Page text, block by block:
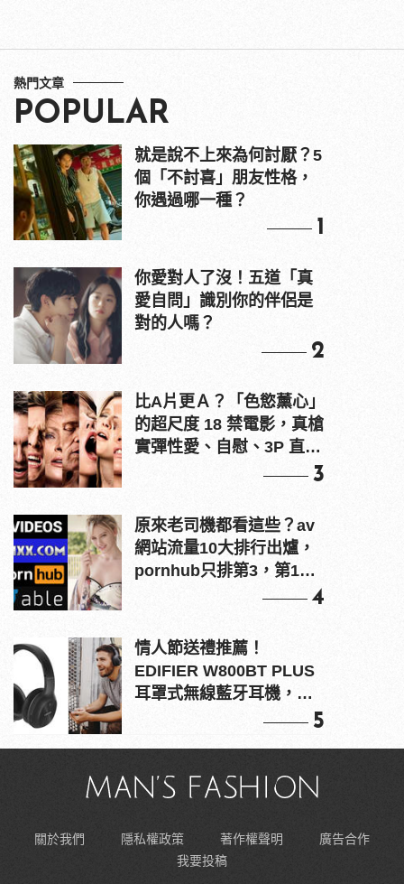
熱門文章
POPULAR
就是說不上來為何討厭？5
個「不討喜」朋友性格，
你遇過哪一種？
1
你愛對人了沒！五道「真
愛自問」識別你的伴侶是
對的人嗎？
2
比A片更Ａ？「色慾薰心」
的超尺度 18 禁電影，真槍
實彈性愛、自慰、3P 直接
3
原來老司機都看這些？av
網站流量10大排行出爐，
pornhub只排第3，第1名
4
情人節送禮推薦！
EDIFIER W800BT PLUS
耳罩式無線藍牙耳機，在
5
關於我們 隱私權政策 著作權聲明
廣告合作
我要投稿